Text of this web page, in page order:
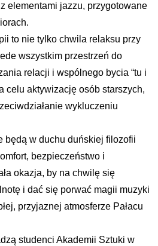
elementami jazzu, przygotowane
to nie tylko chwila relaksu przy
wszystkim przestrzeń do
relacji i wspólnego bycia “tu i
celu aktywizację osób starszych,
wykluczeniu
będą w duchu duńskiej filozofii
bezpieczeństwo i
okazja, by na chwilę się
i dać się porwać magii muzyki
przyjaznej atmosferze Pałacu
studenci Akademii Sztuki w